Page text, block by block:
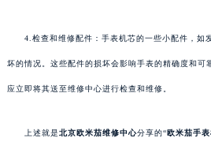
4.检查和维修配件：手表机芯的一些小配件，如
坏的情况。这些配件的损坏会影响手表的精确度和可
应立即将其送至维修中心进行检查和维修。
上述就是北京欧米茄维修中心分享的“欧米茄手